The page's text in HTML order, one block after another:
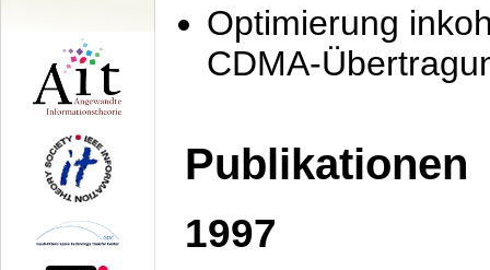
Optimierung
CDMA-
Publikationen
1997